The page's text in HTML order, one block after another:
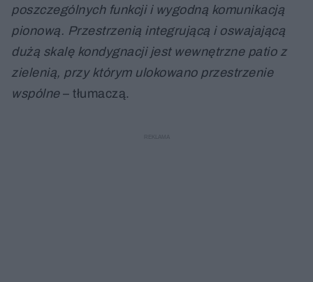
poszczególnych funkcji i wygodną komunikacją
pionową. Przestrzenią integrującą i oswajającą
dużą skalę kondygnacji jest wewnętrzne patio z
zielenią, przy którym ulokowano przestrzenie
wspólne – tłumaczą.